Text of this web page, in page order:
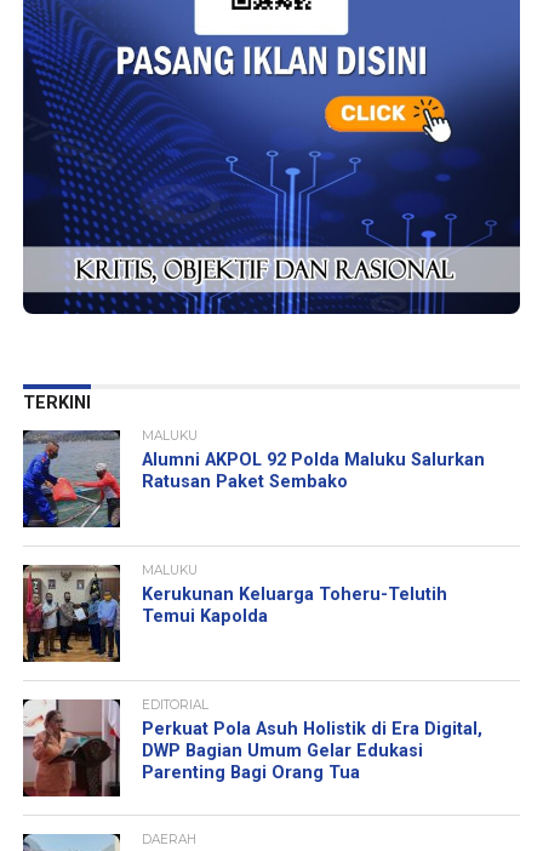
TERKINI
MALUKU
Alumni AKPOL 92 Polda Maluku Salurkan
Ratusan Paket Sembako
MALUKU
Kerukunan Keluarga Toheru-Telutih
Temui Kapolda
EDITORIAL
Perkuat Pola Asuh Holistik di Era Digital,
DWP Bagian Umum Gelar Edukasi
Parenting Bagi Orang Tua
DAERAH